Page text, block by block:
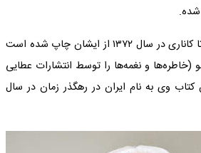
سفرنامه‌ای به نام از کاشان تا کاناری در سال ۱۳۷۲ از ایشان چاپ شده است
عطر گیسو (خاطره‌ها و نغمه‌ها را توسط انتشارات عطایی
وی به نام ایران در رهگذر زمان در سال